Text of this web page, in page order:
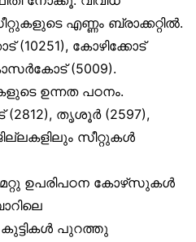
എണ്ണം ബ്രാക്കറ്റിൽ.
(10251), കോഴിക്കോട്
(5009).
ഉന്നത പഠനം.
തൃശൂർ (2597),
സീറ്റുകൾ
ഉപരിപഠന കോഴ്‌സുകൾ
കുട്ടികൾ പുറത്തു